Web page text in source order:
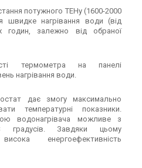
потужного ТЕНу (1600-2000
швидке нагрівання води (від
годин, залежно від обраної
термометра на панелі
нагрівання води.
дає змогу максимально
температурні показники.
водонагрівача можливе з
Завдяки цьому
енергоефективність